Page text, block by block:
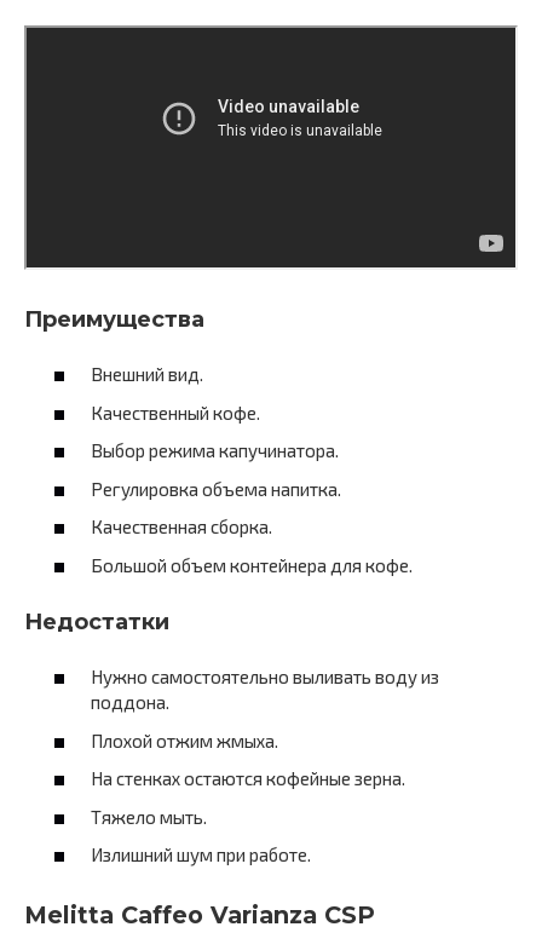
Преимущества
Внешний вид.
Качественный кофе.
Выбор режима капучинатора.
Регулировка объема напитка.
Качественная сборка.
Большой объем контейнера для кофе.
Недостатки
Нужно самостоятельно выливать воду из
поддона.
Плохой отжим жмыха.
На стенках остаются кофейные зерна.
Тяжело мыть.
Излишний шум при работе.
Melitta Caffeo Varianza CSP